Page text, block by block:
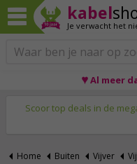
kabel
Je verwacht het
♥ Al meer
Scoor top deals in de
Home Buiten Vijver